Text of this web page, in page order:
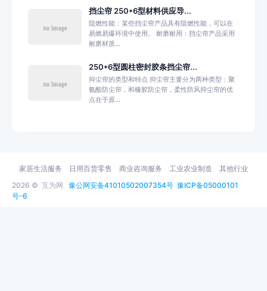
挡尘帘 250*6型材料供应导...
阻燃性能：某些挡尘帘产品具有阻燃性能，可以在
易燃易爆环境中使用。 耐磨耐用：挡尘帘产品采用
耐磨材质...
250*6型圆柱密封胶条挡尘帘...
抑尘帘的类型和特点 抑尘帘主要分为两种类型：聚
氨酯防尘帘，和橡胶防尘帘，柔性防风抑尘帘的优
点在于原...
2026 © 互为网 豫公网安备41010502007354号 豫ICP备05000101
号-6
家居生活服务 日用百货零售 商业咨询服务 工业农业制造 其他行业